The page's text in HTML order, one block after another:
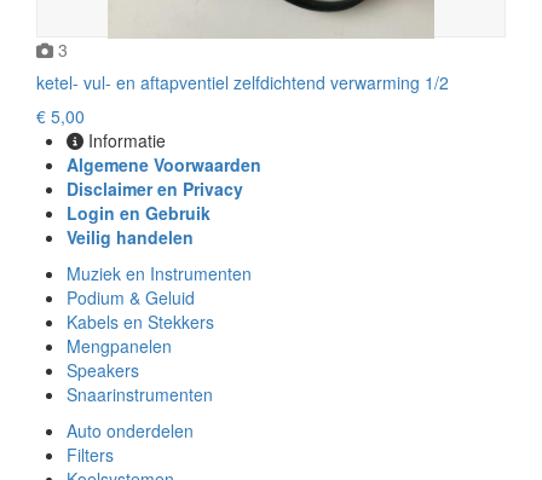
3
ketel- vul- en aftapventiel zelfdichtend verwarming 1/2
€ 5,00
Informatie
Algemene Voorwaarden
Disclaimer en Privacy
Login en Gebruik
Veilig handelen
Muziek en Instrumenten
Podium & Geluid
Kabels en Stekkers
Mengpanelen
Speakers
Snaarinstrumenten
Auto onderdelen
Filters